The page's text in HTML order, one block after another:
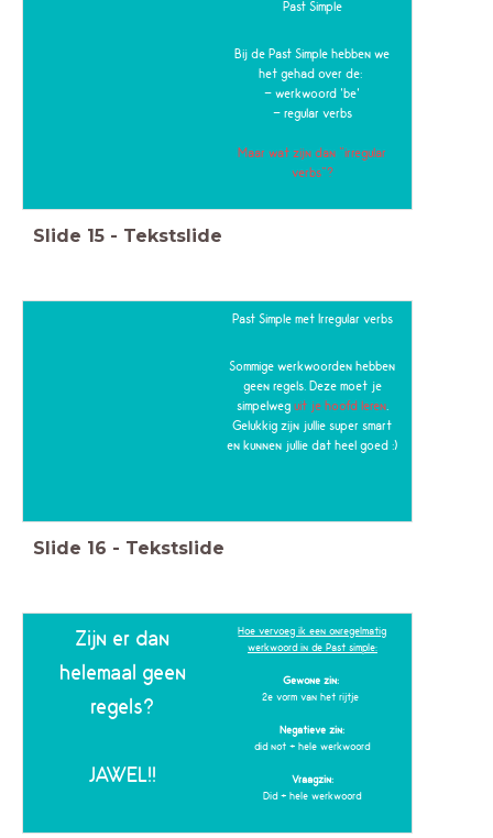
Past Simple
Bij de Past Simple hebben we
het gehad over de:
- werkwoord 'be'
- regular verbs
Maar wat zijn dan "irregular
verbs"?
Slide 15 - Tekstslide
Past Simple met Irregular verbs
Sommige werkwoorden hebben
geen regels. Deze moet je
simpelweguit je hoofd leren.
Gelukkig zijn jullie super smart
en kunnen jullie dat heel goed :)
Slide 16 - Tekstslide
Zijn er dan
helemaal geen
regels?
JAWEL!!
Hoe vervoeg ik een onregelmatig
werkwoord in de Past simple:
Gewone zin:
2e vorm van het rijtje
Negatieve zin:
did not + hele werkwoord
Vraagzin:
Did + hele werkwoord